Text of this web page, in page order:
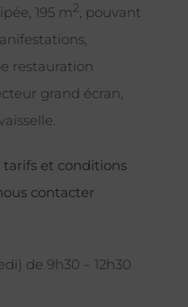
195 m2, pouvant
restauration
grand écran,
et conditions
contacter
de 9h30 – 12h30